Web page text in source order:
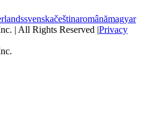
svenskačeštinaromânămagyar
| All Rights Reserved |Privacy